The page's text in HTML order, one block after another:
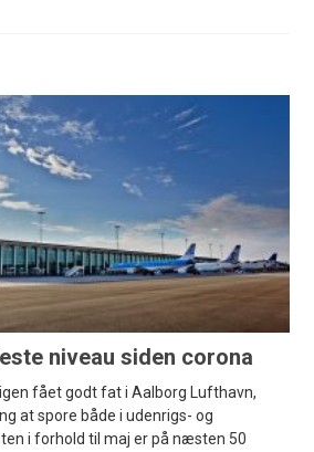
niveau siden corona
fået godt fat i Aalborg Lufthavn,
at spore både i udenrigs- og
i forhold til maj er på næsten 50